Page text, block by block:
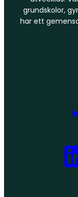
grundskolor,
har ett